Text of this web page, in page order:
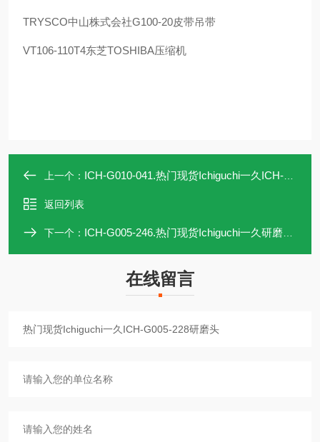
TRYSCO中山株式会社G100-20皮带吊带
VT106-110T4东芝TOSHIBA压缩机
上一个： ICH-G010-041.热门现货Ichiguchi一久ICH-G010-041研磨头
返回列表
下一个： ICH-G005-246.热门现货Ichiguchi一久研磨头ICH-G005-246
在线留言